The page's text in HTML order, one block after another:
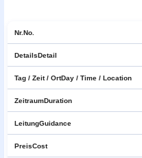
Nr.No.
DetailsDetail
Tag / Zeit / OrtDay / Time / Location
ZeitraumDuration
LeitungGuidance
PreisCost